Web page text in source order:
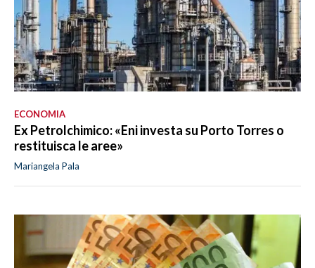
ECONOMIA
Ex Petrolchimico: «Eni investa su Porto Torres o
restituisca le aree»
Mariangela Pala